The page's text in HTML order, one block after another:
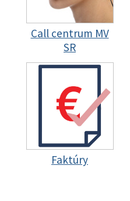
Call centrum MV
SR
Faktúry